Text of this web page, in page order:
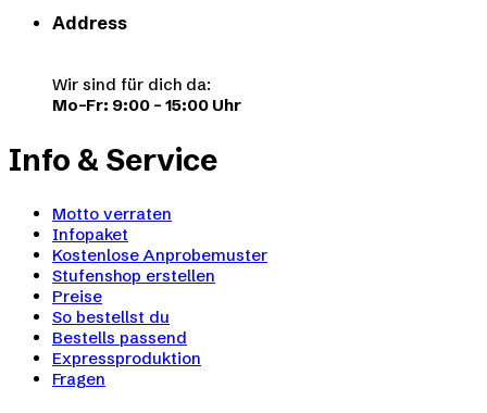
Address
Wir sind für dich da:
Mo–Fr: 9:00 – 15:00 Uhr
Info & Service
Motto verraten
Infopaket
Kostenlose Anprobemuster
Stufenshop erstellen
Preise
So bestellst du
Bestells passend
Expressproduktion
Fragen